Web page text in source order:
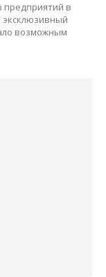
предприятий в
эксклюзивный
возможным